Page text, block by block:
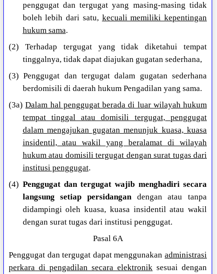
penggugat dan tergugat yang masing-masing tidak
boleh lebih dari satu, kecuali memiliki kepentingan
hukum sama.
(2) Terhadap tergugat yang tidak diketahui tempat
tinggalnya, tidak dapat diajukan gugatan sederhana,
(3) Penggugat dan tergugat dalam gugatan sederhana
berdomisili di daerah hukum Pengadilan yang sama.
(3a)Dalam hal penggugat berada di luar wilayah hukum
tempat tinggal atau domisili tergugat, penggugat
dalam mengajukan gugatan menunjuk kuasa, kuasa
insidentil, atau wakil yang beralamat di wilayah
hukum atau domisili tergugat dengan surat tugas dari
institusi penggugat.
(4) Penggugat dan tergugat wajib menghadiri secara
langsung setiap persidangandengan atau tanpa
didampingi oleh kuasa, kuasa insidentil atau wakil
dengan surat tugas dari institusi penggugat.
Pasal 6A
Penggugat dan tergugat dapat menggunakan administrasi
perkara di pengadilan secara elektronik sesuai dengan